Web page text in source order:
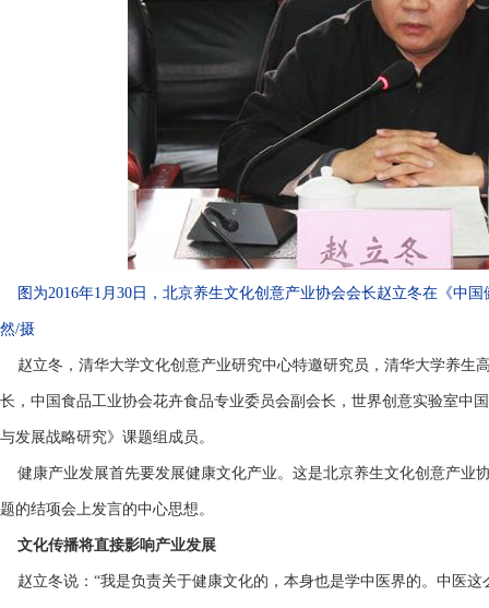
图为2016年1月30日，北京养生文化创意产业协会会长赵立冬在《中
然/摄
赵立冬，清华大学文化创意产业研究中心特邀研究员，清华大学养生
长，中国食品工业协会花卉食品专业委员会副会长，世界创意实验室中
与发展战略研究》课题组成员。
健康产业发展首先要发展健康文化产业。这是北京养生文化创意产业
题的结项会上发言的中心思想。
文化传播将直接影响产业发展
赵立冬说：“我是负责关于健康文化的，本身也是学中医界的。中医